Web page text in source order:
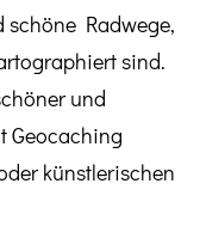
schöne Radwege,
sind.
und
Geocaching
künstlerischen